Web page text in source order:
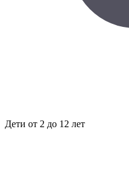
Дети от 2 до 12 лет